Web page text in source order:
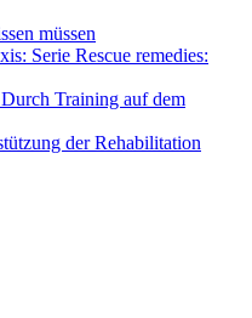
müssen
Serie Rescue remedies:
Training auf dem
der Rehabilitation